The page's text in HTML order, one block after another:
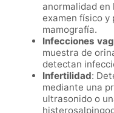
anormalidad en
examen físico y
mamografía.
Infecciones
muestra de
detectan
Infertilidad:
mediante una
ultrasonido o